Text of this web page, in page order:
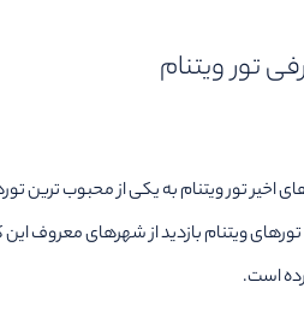
تور ویتنام
اخیر تور ویتنام به یکی از محبوب ترین
تورهای ویتنام بازدید از شهرهای معروف
است.